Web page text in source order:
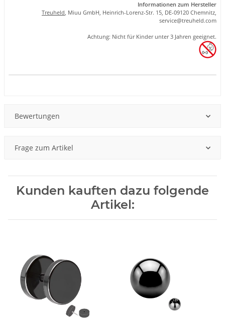
Informationen zum Hersteller
Treuheld, Miuu GmbH, Heinrich-Lorenz-Str. 15, DE-09120 Chemnitz,
service@treuheld.com
Achtung: Nicht für Kinder unter 3 Jahren geeignet.
Bewertungen
Frage zum Artikel
Kunden kauften dazu folgende
Artikel: